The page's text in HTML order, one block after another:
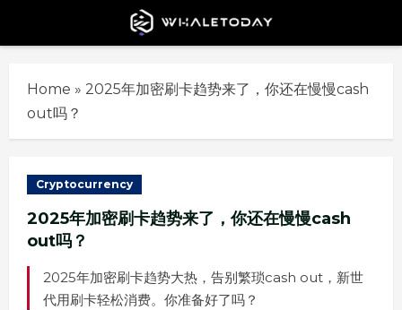
Home » 2025年加密刷卡趋势来了，你还在慢慢cash
out吗？
Cryptocurrency
2025年加密刷卡趋势来了，你还在慢慢cash
out吗？
2025年加密刷卡趋势大热，告别繁琐cash out，新世
代用刷卡轻松消费。你准备好了吗？